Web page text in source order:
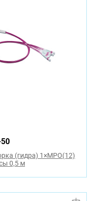
(гидра) 1×MPO(12)
0,5 м